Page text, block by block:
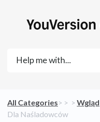
All Categories​>​ ​ > ​ ​ > ​ ​Wgląd
Dla Naśladowców